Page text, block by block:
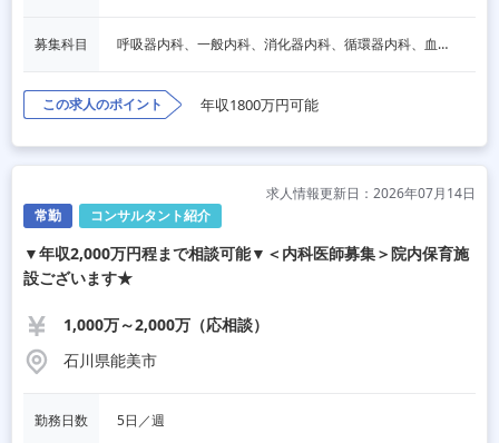
募集科目 呼吸器内科、一般内科、消化器内科、循環器内科、血液内科、脳神経内科、内分泌内科、老人内科、一般外科、消化器外科、その他
この求人のポイント 年収1800万円可能
常勤 コンサルタント紹介
求人情報更新日：2026年07月14日
▼年収2,000万円程まで相談可能▼＜内科医師募集＞院内保育施
設ございます★
1,000万～2,000万（応相談）
石川県能美市
勤務日数 5日／週